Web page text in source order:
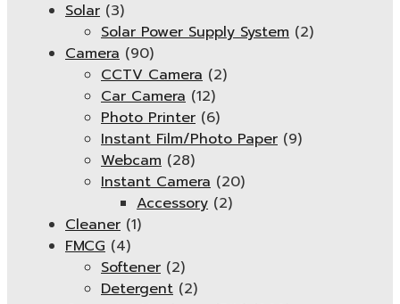
Solar (3)
Solar Power Supply System (2)
Camera (90)
CCTV Camera (2)
Car Camera (12)
Photo Printer (6)
Instant Film/Photo Paper (9)
Webcam (28)
Instant Camera (20)
Accessory (2)
Cleaner (1)
FMCG (4)
Softener (2)
Detergent (2)